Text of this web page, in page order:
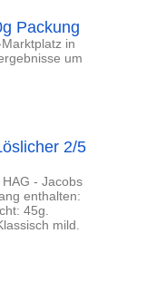
Packung
in
um
2/5
- Jacobs
enthalten:
45g.
mild.